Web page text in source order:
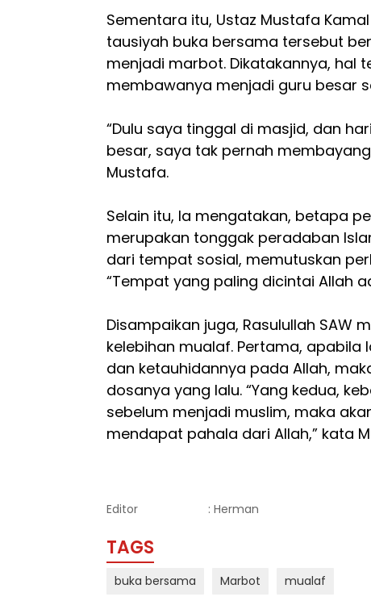
Sementara itu, Ustaz Mustafa
tausiyah buka bersama tersebut
menjadi marbot. Dikatakannya, hal
membawanya menjadi guru besar
“Dulu saya tinggal di masjid, dan
besar, saya tak pernah
Mustafa.
Selain itu, Ia mengatakan, betapa
merupakan tonggak peradaban
dari tempat sosial, memutuskan
“Tempat yang paling dicintai Allah
Disampaikan juga, Rasulullah SAW
kelebihan mualaf. Pertama, apabila
dan ketauhidannya pada Allah,
dosanya yang lalu. “Yang kedua,
sebelum menjadi muslim, maka
mendapat pahala dari Allah,” kata
Editor : Herman
TAGS
buka bersama Marbot mualaf